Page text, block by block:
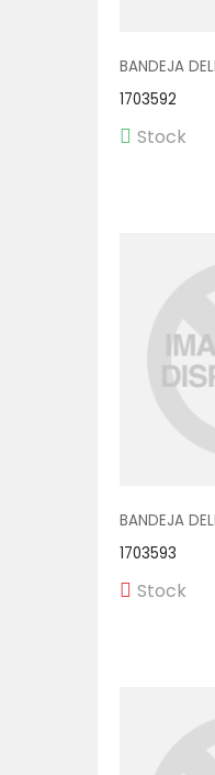
BANDEJA
1703592
Stock
BANDEJA
1703593
Stock